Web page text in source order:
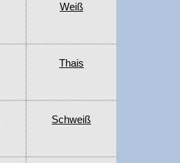
Weiß
Thais
Schweiß